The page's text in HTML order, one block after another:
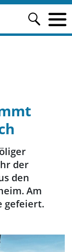
der
den
Am
gefeiert.